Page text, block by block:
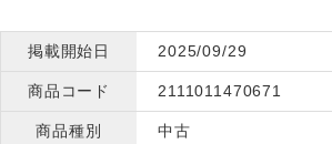
掲載開始日 2025/09/29
商品コード 2111011470671
商品種別 中古